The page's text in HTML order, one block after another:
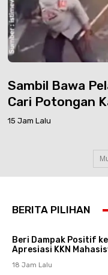
Sambil Bawa
Cari Potongan
15 Jam Lalu
BERITA PILIHAN
Beri Dampak Positif
Apresiasi KKN
18 Jam Lalu